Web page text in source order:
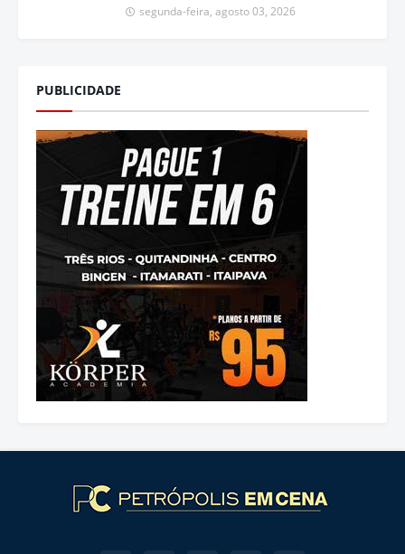
segunda-feira, agosto 03, 2026
PUBLICIDADE